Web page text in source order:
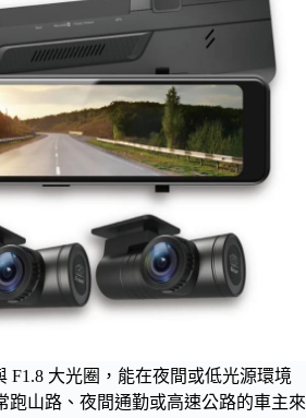
F1.8 大光圈，能在夜間或低光源環境
跑山路、夜間通勤或高速公路的車主來